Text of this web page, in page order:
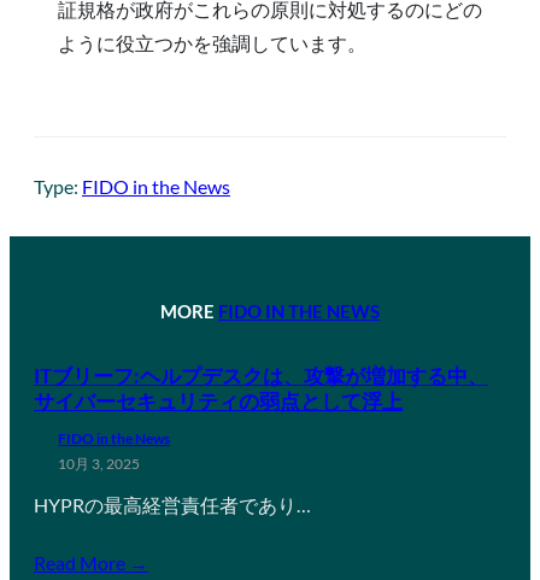
証規格が政府がこれらの原則に対処するのにどの
ように役立つかを強調しています。
Type: FIDO in the News
MORE FIDO IN THE NEWS
ITブリーフ:ヘルプデスクは、攻撃が増加する中、
サイバーセキュリティの弱点として浮上
FIDO in the News
10月 3, 2025
HYPRの最高経営責任者であり…
Read More →